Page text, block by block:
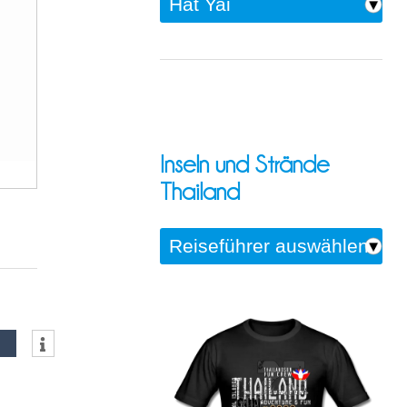
Inseln und Strände
Thailand